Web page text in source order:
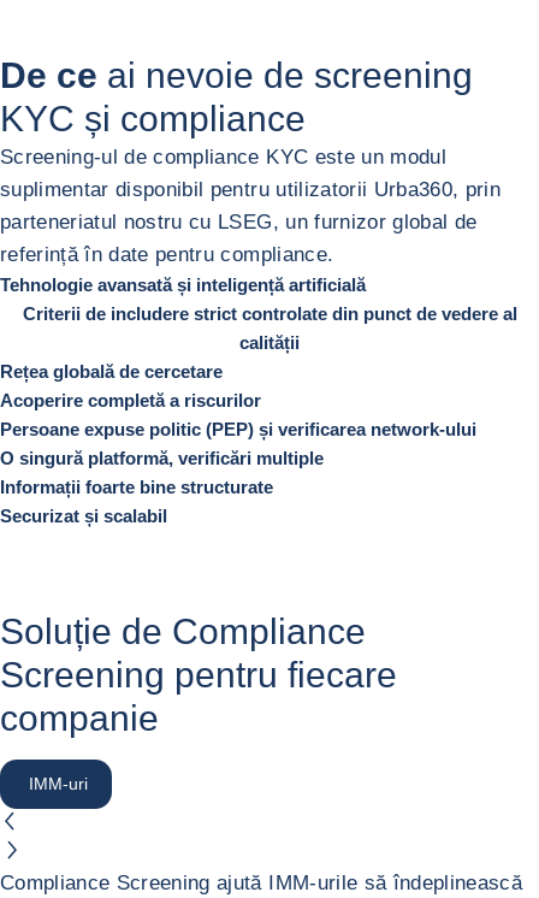
De ce ai nevoie de screening
KYC și compliance
Screening-ul de compliance KYC este un modul
suplimentar disponibil pentru utilizatorii Urba360, prin
parteneriatul nostru cu LSEG, un furnizor global de
referință în date pentru compliance.
Tehnologie avansată și inteligență artificială
Criterii de includere strict controlate din punct de vedere al
calității
Rețea globală de cercetare
Acoperire completă a riscurilor
Persoane expuse politic (PEP) și verificarea network-ului
O singură platformă, verificări multiple
Informații foarte bine structurate
Securizat și scalabil
Soluție de Compliance
Screening pentru fiecare
companie
IMM-uri
IMM-uri
Compliance Screening ajută IMM-urile să îndeplinească